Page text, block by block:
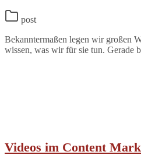
post
Bekanntermaßen legen wir großen
wissen, was wir für sie tun. Gerade
Videos im Content